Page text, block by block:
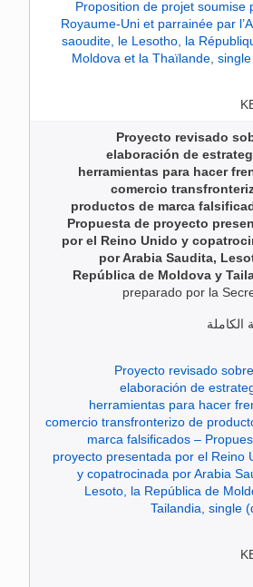
Proyecto revisado
elaboración de
herramientas para hacer
comercio
productos de marca
Propuesta de proyecto
por el Reino Unido y
por Arabia Saudita,
República de Moldova y
preparado por la
الكاملة